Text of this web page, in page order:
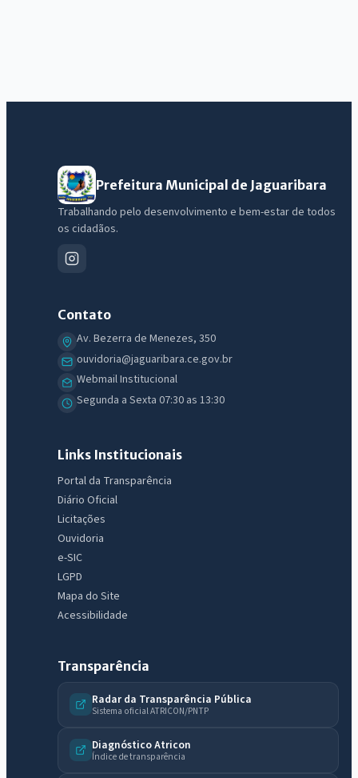
Prefeitura Municipal de Jaguaribara
Trabalhando pelo desenvolvimento e bem-estar de todos
os cidadãos.
Contato
Av. Bezerra de Menezes, 350
ouvidoria@jaguaribara.ce.gov.br
Webmail Institucional
Segunda a Sexta 07:30 as 13:30
Links Institucionais
Portal da Transparência
Diário Oficial
Licitações
Ouvidoria
e-SIC
LGPD
Mapa do Site
Acessibilidade
Transparência
Radar da Transparência Pública
Sistema oficial ATRICON/PNTP
Diagnóstico Atricon
Índice de transparência